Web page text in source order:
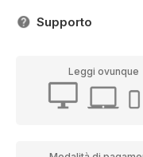
Supporto
Leggi ovunque